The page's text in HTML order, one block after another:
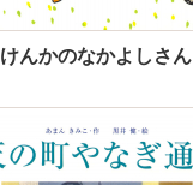
けんかのなかよしさん